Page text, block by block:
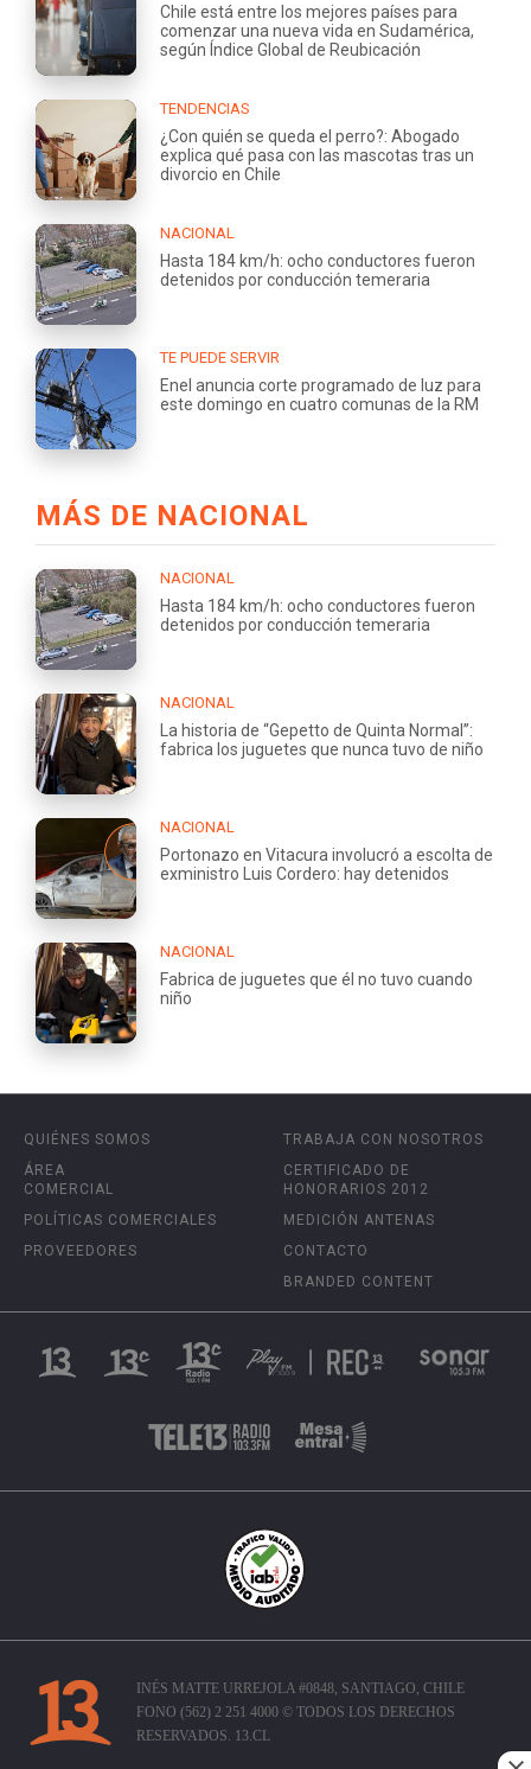
Chile está entre los mejores países para
comenzar una nueva vida en Sudamérica,
según Índice Global de Reubicación
TENDENCIAS
¿Con quién se queda el perro?: Abogado
explica qué pasa con las mascotas tras un
divorcio en Chile
NACIONAL
Hasta 184 km/h: ocho conductores fueron
detenidos por conducción temeraria
TE PUEDE SERVIR
Enel anuncia corte programado de luz para
este domingo en cuatro comunas de la RM
MÁS DE NACIONAL
NACIONAL
Hasta 184 km/h: ocho conductores fueron
detenidos por conducción temeraria
NACIONAL
La historia de “Gepetto de Quinta Normal”:
fabrica los juguetes que nunca tuvo de niño
NACIONAL
Portonazo en Vitacura involucró a escolta de
exministro Luis Cordero: hay detenidos
NACIONAL
Fabrica de juguetes que él no tuvo cuando
niño
QUIÉNES SOMOS
ÁREA
COMERCIAL
POLÍTICAS COMERCIALES
PROVEEDORES
TRABAJA CON NOSOTROS
CERTIFICADO DE
HONORARIOS 2012
MEDICIÓN ANTENAS
CONTACTO
BRANDED CONTENT
INÉS MATTE URREJOLA #0848, SANTIAGO, CHILE
FONO (562) 2 251 4000 © TODOS LOS DERECHOS
RESERVADOS. 13.CL